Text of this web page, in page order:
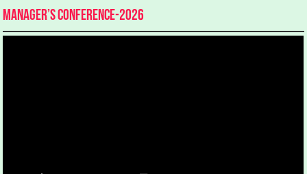
Manager’s Conference-2026